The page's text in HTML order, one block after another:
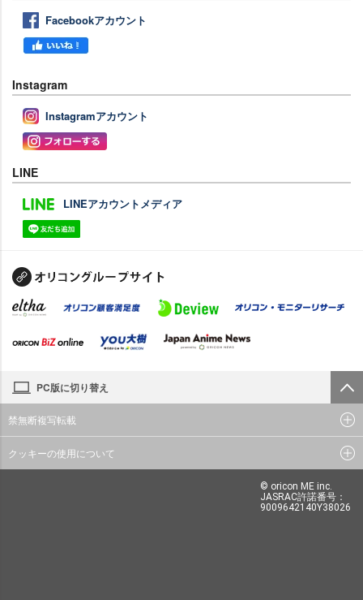
Facebookアカウント
Instagram
Instagramアカウント
LINE
LINEアカウントメディア
PC版に切り替え
禁無断複写転載
クッキーの使用について
© oricon ME inc.
JASRAC許諾番号：
9009642140Y38026